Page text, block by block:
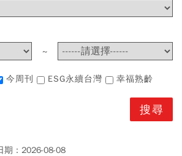
~
今周刊 ESG永續台灣 幸福熟齡
期： 2026-08-08